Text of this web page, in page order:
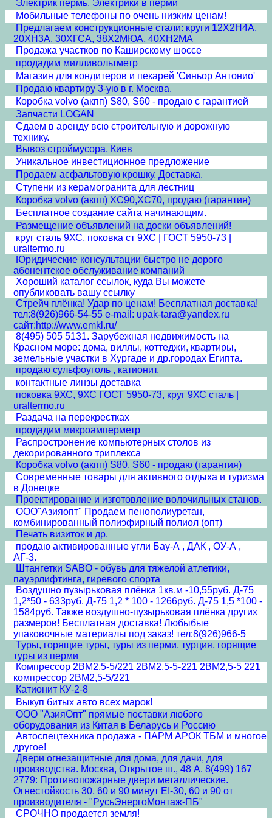
Электрик пермь. Электрики в перми
Мобильные телефоны по очень низким ценам!
Предлагаем конструкционные стали: круги 12Х2Н4А,
20ХН3А, 30ХГСА, 38Х2МЮА, 40ХН2МА
Продажа участков по Каширскому шоссе
продадим милливольтметр
Магазин для кондитеров и пекарей 'Синьор Антонио'
Продаю квартиру 3-ую в г. Москва.
Коробка volvo (акпп) S80, S60 - продаю с гарантией
Запчасти LOGAN
Сдаем в аренду всю строительную и дорожную
технику.
Вывоз строймусора, Киев
Уникальное инвестиционное предложение
Продаем асфальтовую крошку. Доставка.
Ступени из керамогранита для лестниц
Коробка volvo (акпп) XC90,XC70, продаю (гарантия)
Бесплатное создание сайта начинающим.
Размещение объявлений на доски объявлений!
круг сталь 9ХС, поковка ст 9ХС | ГОСТ 5950-73 |
uraltermo.ru
Юридические консультации быстро не дорого
абонентское обслуживание компаний
Хороший каталог ссылок, куда Вы можете
опубликовать вашу ссылку
Стрейч плёнка! Удар по ценам! Бесплатная доставка!
тел:8(926)966-54-55 e-mail: upak-tara@yandex.ru
сайт:http://www.emkl.ru/
8(495) 505 5131. Зарубежная недвижимость на
Красном море: дома, виллы, коттеджи, квартиры,
земельные участки в Хургаде и др.городах Египта.
продаю сульфоуголь , катионит.
контактные линзы доставка
поковка 9ХС, 9ХС ГОСТ 5950-73, круг 9ХС сталь |
uraltermo.ru
Раздача на перекрестках
продадим микроамперметр
Распростронение компьютерных столов из
декорированного триплекса
Коробка volvo (акпп) S80, S60 - продаю (гарантия)
Современные товары для активного отдыха и туризма
в Донецке
Проектирование и изготовление волочильных станов.
ООО"Азияопт" Продаем пенополиуретан,
комбинированный полиэфирный полиол (опт)
Печать визиток и др.
продаю активированные угли Бау-А , ДАК , ОУ-А ,
АГ-3.
Штангетки SABO - обувь для тяжелой атлетики,
пауэрлифтинга, гиревого спорта
Воздушно пузырьковая плёнка 1кв.м -10,55руб. Д-75
1,2*50 - 633руб. Д-75 1,2 * 100 - 1266руб. Д-75 1,5 *100 -
1584руб. Также воздушно-пузырьковая плёнка других
размеров! Бесплатная доставка! Любыбые
упаковочные материалы под заказ! тел:8(926)966-5
Туры, горящие туры, туры из перми, турция, горящие
туры из перми
Компрессор 2ВМ2,5-5/221 2ВМ2,5-5-221 2ВМ2,5-5 221
компрессор 2ВМ2,5-5/221
Катионит КУ-2-8
Выкуп битых авто всех марок!
ООО "АзияОпт" прямые поставки любого
оборудования из Китая в Беларусь и Россию
Автоспецтехника продажа - ПАРМ АРОК ТБМ и многое
другое!
Двери огнезащитные для дома, для дачи, для
производства. Москва, Открытое ш., 48 А. 8(499) 167
2779: Противопожарные двери металлические.
Огнестойкость 30, 60 и 90 минут EI-30, 60 и 90 от
производителя - "РусьЭнергоМонтаж-ПБ"
СРОЧНО продается земля!